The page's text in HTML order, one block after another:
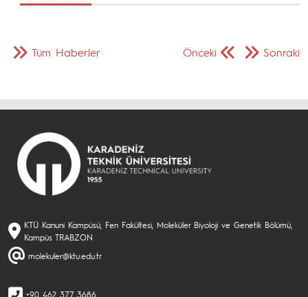
Önceki Sonraki
Tüm Haberler
KTÜ Kanuni Kampüsü, Fen Fakültesi, Moleküler Biyoloji ve Genetik Bölümü,
Kampüs TRABZON
molekuler@ktu.edu.tr
+90 462 377 3686